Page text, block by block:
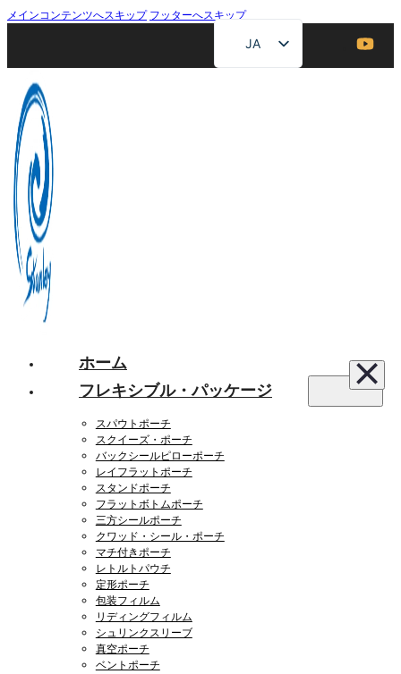
メインコンテンツへスキップ フッターへスキップ
JA
EN
ホーム
フレキシブル・パッケージ
スパウトポーチ
スクイーズ・ポーチ
バックシールピローポーチ
レイフラットポーチ
スタンドポーチ
フラットボトムポーチ
三方シールポーチ
クワッド・シール・ポーチ
マチ付きポーチ
レトルトパウチ
定形ポーチ
包装フィルム
リディングフィルム
シュリンクスリーブ
真空ポーチ
ベントポーチ